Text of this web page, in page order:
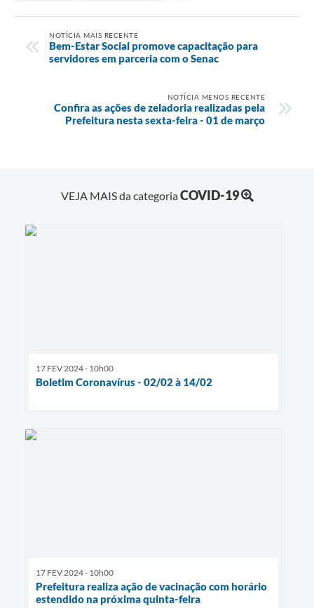
Qualifica São Roque
SEBRAE Aqui
2ª Via de Tributos
FAQ - Perguntas frequentes
NOTÍCIA MAIS RECENTE
Bem-Estar Social promove capacitação para
servidores em parceria com o Senac
NOTÍCIA MENOS RECENTE
Confira as ações de zeladoria realizadas pela
Prefeitura nesta sexta-feira - 01 de março
VEJA MAIS da categoriaCOVID-19
17 FEV 2024 - 10h00
Boletim Coronavírus - 02/02 à 14/02
17 FEV 2024 - 10h00
Prefeitura realiza ação de vacinação com horário
estendido na próxima quinta-feira